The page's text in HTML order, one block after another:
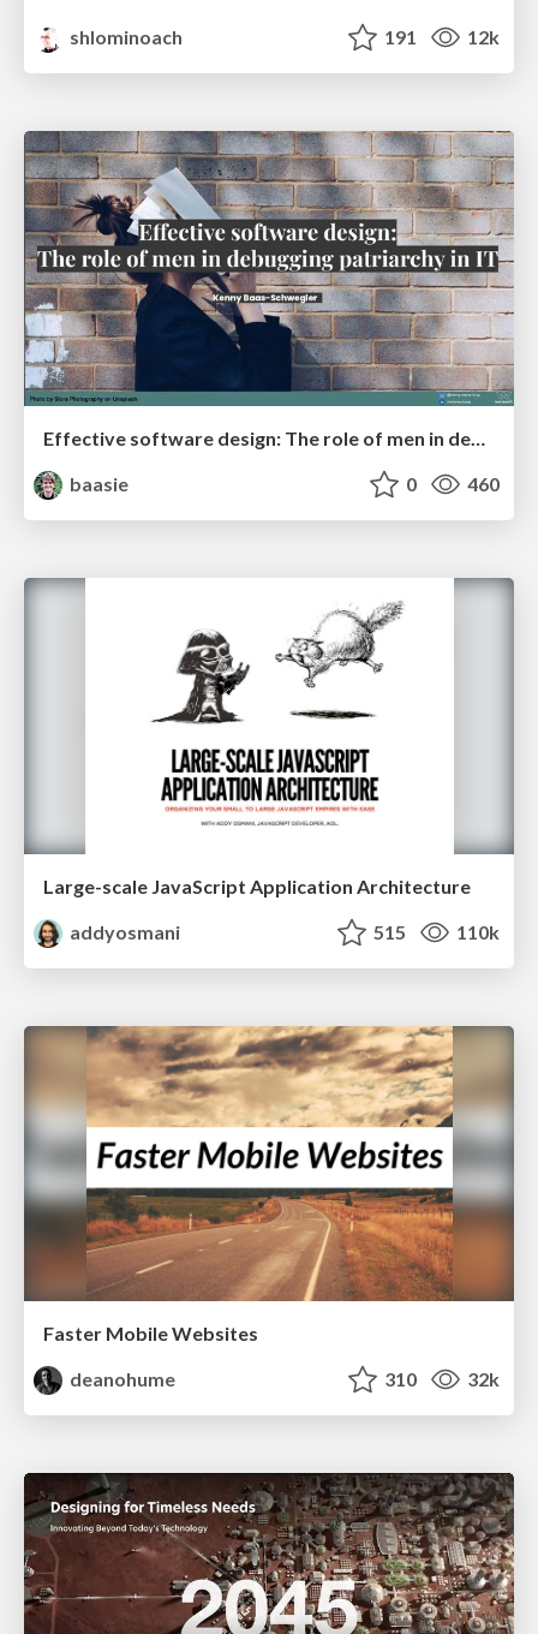
shlominoach
191 12k
Effective software design: The role of men in debugging patriarchy in IT @ Voxxed Days AMS
baasie
0 460
Large-scale JavaScript Application Architecture
addyosmani
515 110k
Faster Mobile Websites
deanohume
310 32k